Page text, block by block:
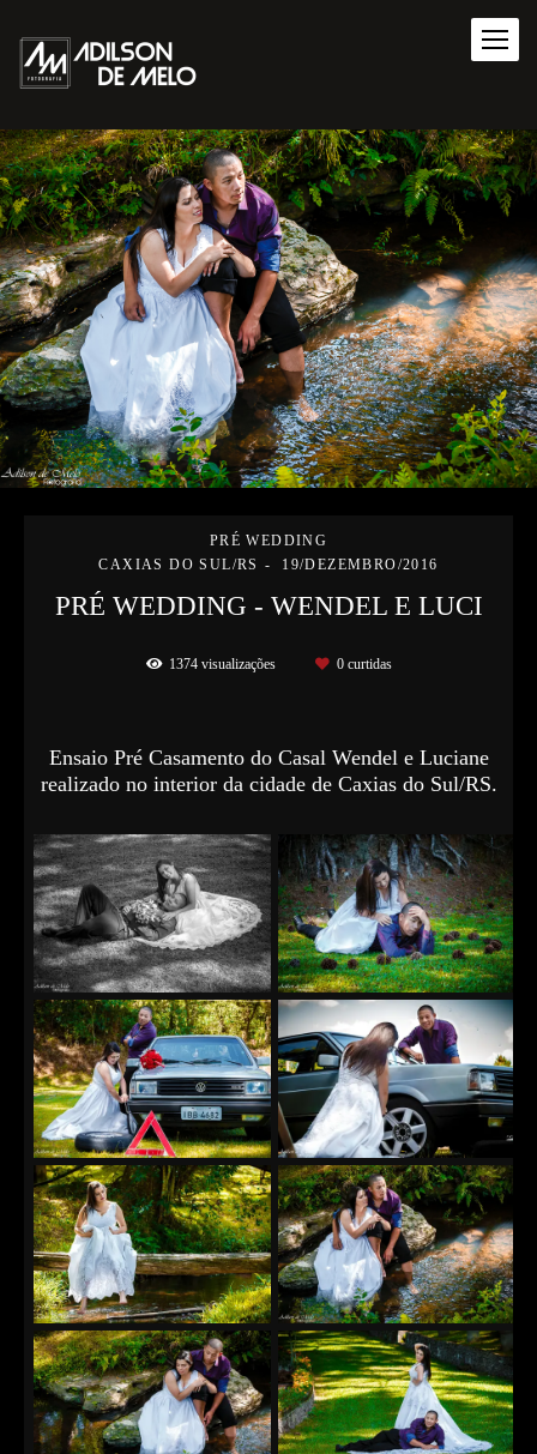
PRÉ WEDDING
CAXIAS DO SUL/RS
19/DEZEMBRO/2016
PRÉ WEDDING - WENDEL E LUCI
1374visualizações 0curtidas
Ensaio Pré Casamento do Casal Wendel e Luciane
realizado no interior da cidade de Caxias do Sul/RS.